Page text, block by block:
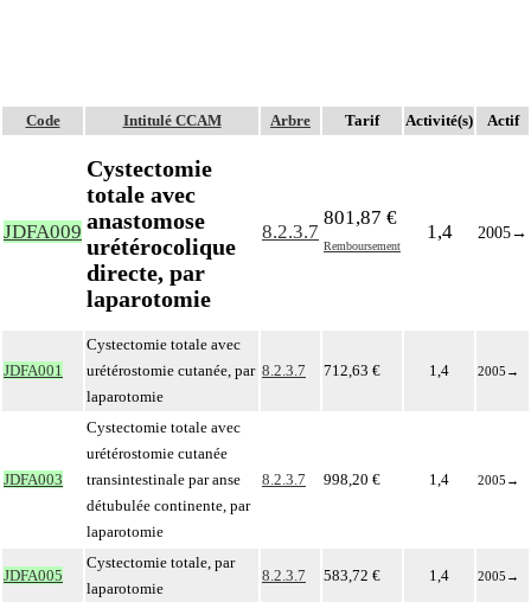
Code Intitulé CCAM Arbre Tarif Activité(s) Actif
JDFA009
Cystectomie
totale avec
anastomose
urétérocolique
directe, par
laparotomie
8.2.3.7
801,87 €
Remboursement
1,4 2005→
JDFA001
Cystectomie totale avec
urétérostomie cutanée, par
laparotomie
8.2.3.7 712,63 € 1,4 2005 →
JDFA003
Cystectomie totale avec
urétérostomie cutanée
transintestinale par anse
détubulée continente, par
laparotomie
8.2.3.7 998,20 € 1,4 2005 →
JDFA005
Cystectomie totale, par
laparotomie
8.2.3.7 583,72 € 1,4 2005 →